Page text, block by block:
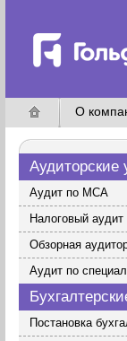
О
Аудиторские
Аудит по МСА
Налоговый аудит
Обзорная
Аудит по
Постановка